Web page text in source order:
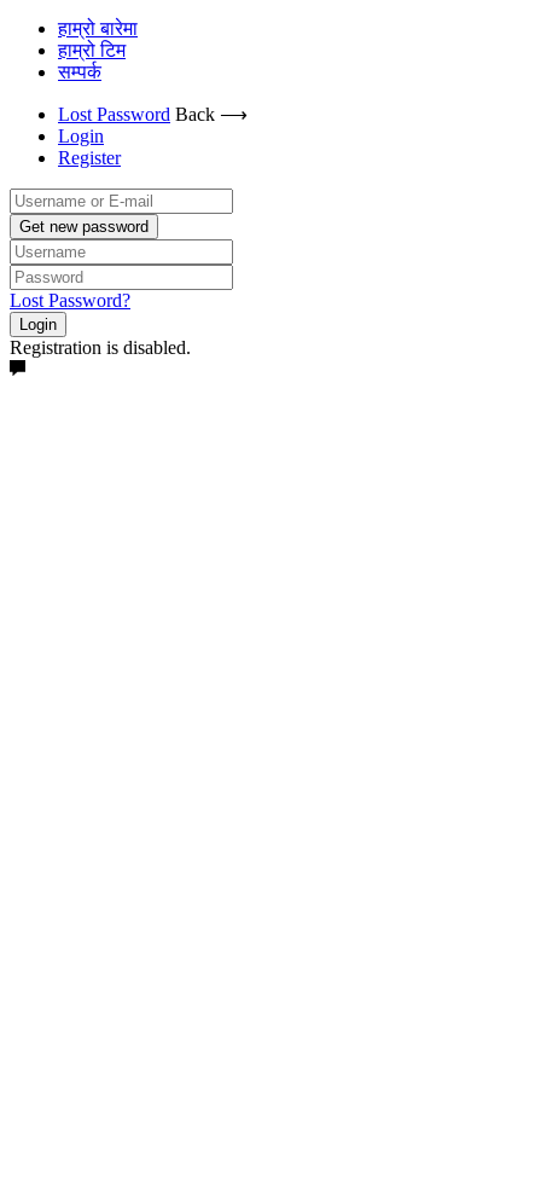
हाम्रो बारेमा
हाम्रो टिम
सम्पर्क
Lost Password Back ⟶
Login
Register
Get new password
Lost Password?
Login
Registration is disabled.